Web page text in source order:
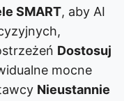
SMART, aby AI
Dostosuj
mocne
Nieustannie